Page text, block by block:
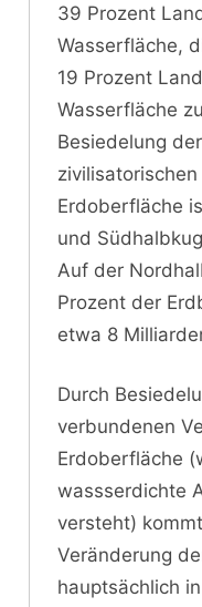
39 Prozent
Wasserfläche,
19 Prozent
Wasserfläche
Besiedelung
Erdoberfläche
und
Auf der
Prozent der
etwa 8
Durch
verbundenen
Erdoberfläche
wassserdichte
versteht)
Veränderung
hauptsächlich